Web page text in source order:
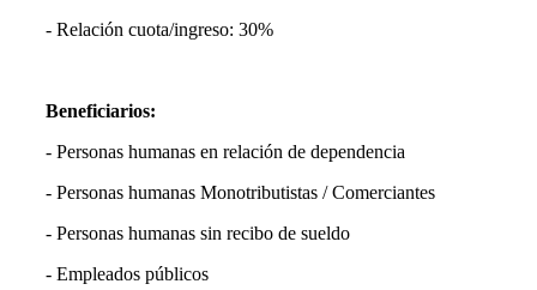
- Relación cuota/ingreso: 30%
Beneficiarios:
- Personas humanas en relación de dependencia
- Personas humanas Monotributistas / Comerciantes
- Personas humanas sin recibo de sueldo
- Empleados públicos